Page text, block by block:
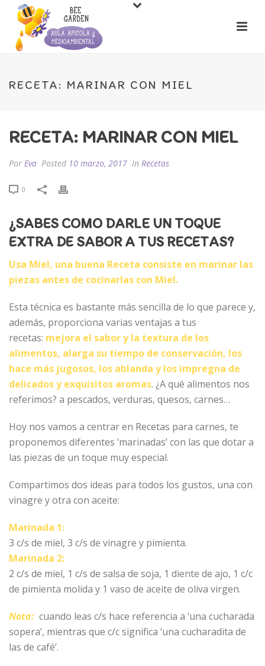
RECETA: MARINAR CON MIEL
RECETA: MARINAR CON MIEL
Por Eva Posted 10 marzo, 2017 In Recetas
0
¿SABES COMO DARLE UN TOQUE
EXTRA DE SABOR A TUS RECETAS?
Usa Miel, una buena Receta consiste en marinar las
piezas antes de cocinarlas con Miel.
Esta técnica es bastante más sencilla de lo que parece y,
además, proporciona varias ventajas a tus
recetas: mejora el sabor y la textura de los
alimentos, alarga su tiempo de conservación, los
hace más jugosos, los ablanda y los impregna de
delicados y exquisitos aromas. ¿A qué alimentos nos
referimos? a pescados, verduras, quesos, carnes…
Hoy nos vamos a centrar en Recetas para carnes, te
proponemos diferentes ‘marinadas’ con las que dotar a
las piezas de un toque muy especial.
Compartimos dos ideas para todos los gustos, una con
vinagre y otra con aceite:
Marinada 1:
3 c/s de miel, 3 c/s de vinagre y pimienta.
Marinada 2:
2 c/s de miel, 1 c/s de salsa de soja, 1 diente de ajo, 1 c/c
de pimienta molida y 1 vaso de aceite de oliva virgen.
Nota: cuando leas c/s hace referencia a ‘una cucharada
sopera’, mientras que c/c significa ‘una cucharadita de
las de café’.